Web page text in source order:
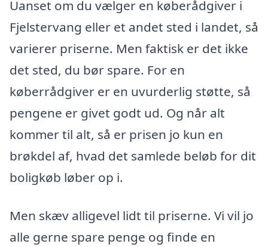
Uanset om du vælger en køberådgiver i
Fjelstervang eller et andet sted i landet, så
varierer priserne. Men faktisk er det ikke
det sted, du bør spare. For en
køberrådgiver er en uvurderlig støtte, så
pengene er givet godt ud. Og når alt
kommer til alt, så er prisen jo kun en
brøkdel af, hvad det samlede beløb for dit
boligkøb løber op i.
Men skæv alligevel lidt til priserne. Vi vil jo
alle gerne spare penge og finde en